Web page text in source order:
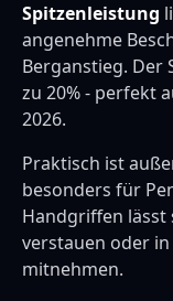
Spitzenleistung
angenehme
Berganstieg. Der
zu 20% - perfekt
2026.
Praktisch ist
besonders für
Handgriffen lässt
verstauen oder
mitnehmen.